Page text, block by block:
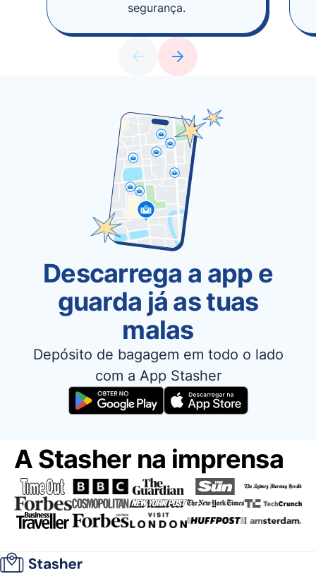
segurança.
Descarrega a app e
guarda já as tuas
malas
Depósito de bagagem em todo o lado
com a App Stasher
A Stasher na imprensa